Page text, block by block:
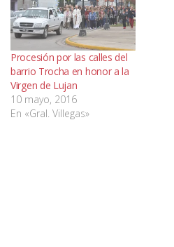
Procesión por las calles del
barrio Trocha en honor a la
Virgen de Lujan
10 mayo, 2016
En «Gral. Villegas»